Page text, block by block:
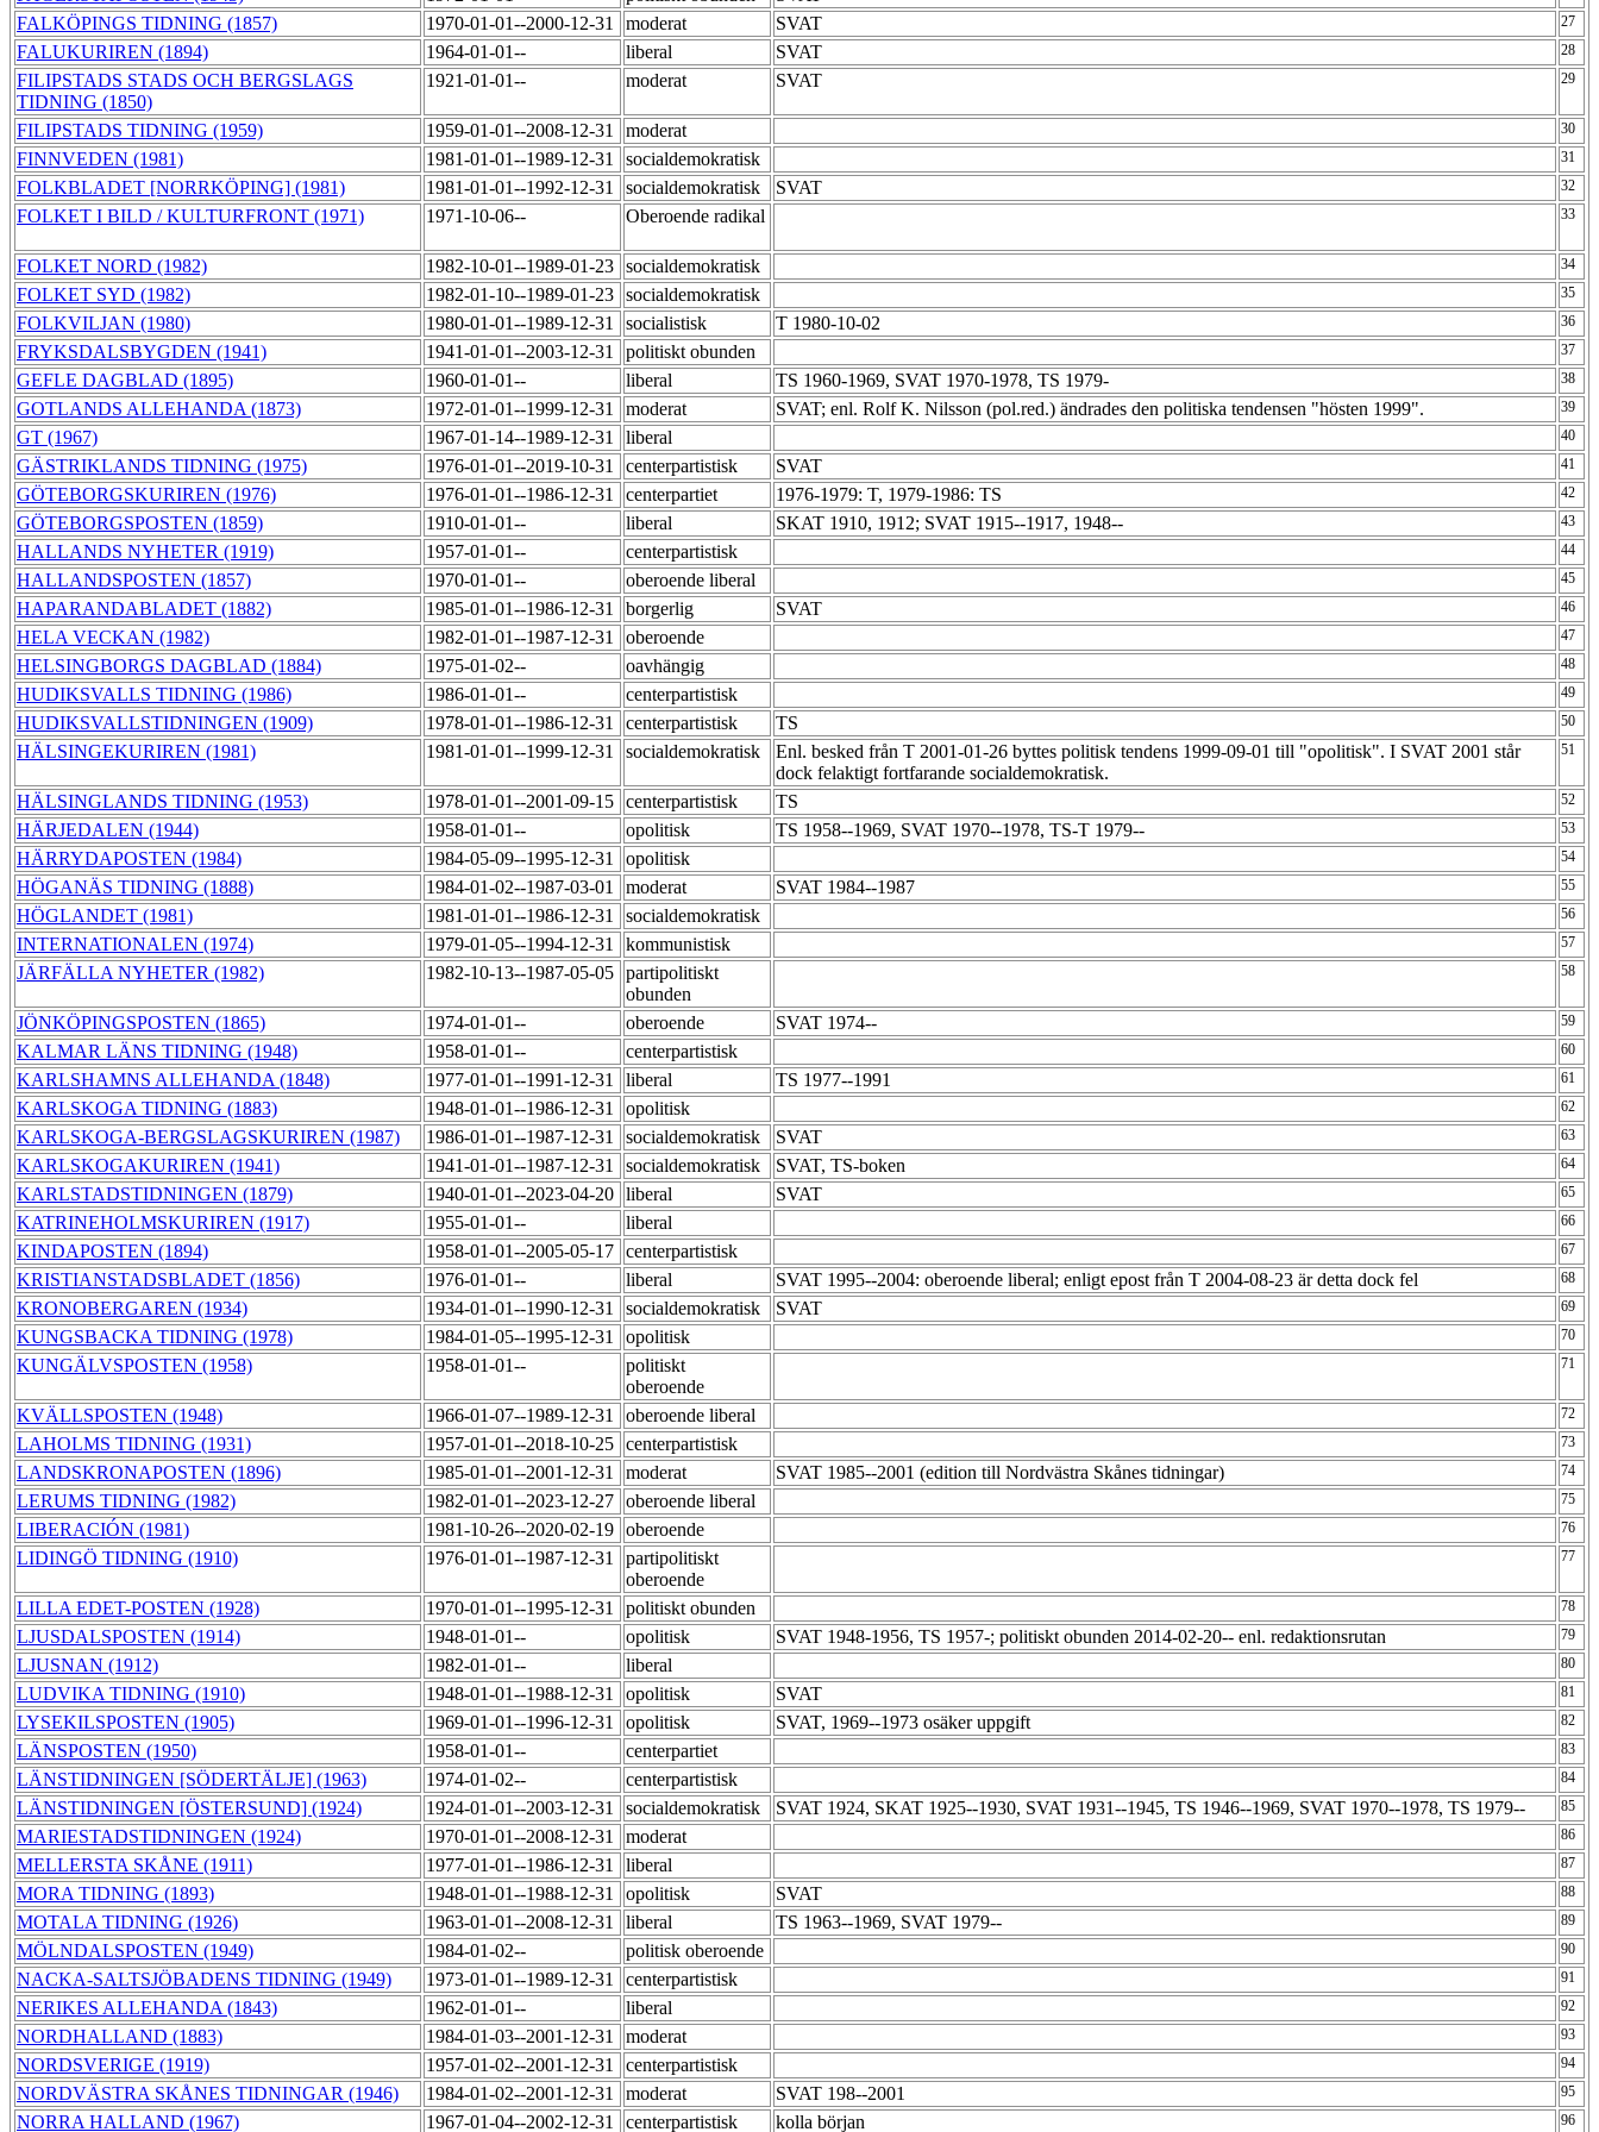
FALKÖPINGS TIDNING (1857) 1970-01-01--2000-12-31 moderat SVAT 27
FALUKURIREN (1894) 1964-01-01-- liberal SVAT 28
FILIPSTADS STADS OCH BERGSLAGS
TIDNING (1850)
1921-01-01-- moderat SVAT 29
FILIPSTADS TIDNING (1959) 1959-01-01--2008-12-31 moderat 30
FINNVEDEN (1981) 1981-01-01--1989-12-31 socialdemokratisk 31
FOLKBLADET [NORRKÖPING] (1981) 1981-01-01--1992-12-31 socialdemokratisk SVAT 32
FOLKET I BILD / KULTURFRONT (1971) 1971-10-06-- Oberoende radikal 33
FOLKET NORD (1982) 1982-10-01--1989-01-23 socialdemokratisk 34
FOLKET SYD (1982) 1982-01-10--1989-01-23 socialdemokratisk 35
FOLKVILJAN (1980) 1980-01-01--1989-12-31 socialistisk T 1980-10-02 36
FRYKSDALSBYGDEN (1941) 1941-01-01--2003-12-31 politiskt obunden 37
GEFLE DAGBLAD (1895) 1960-01-01-- liberal TS 1960-1969, SVAT 1970-1978, TS 1979- 38
GOTLANDS ALLEHANDA (1873) 1972-01-01--1999-12-31 moderat SVAT; enl. Rolf K. Nilsson (pol.red.) ändrades den politiska tendensen "hösten 1999". 39
GT (1967) 1967-01-14--1989-12-31 liberal 40
GÄSTRIKLANDS TIDNING (1975) 1976-01-01--2019-10-31 centerpartistisk SVAT 41
GÖTEBORGSKURIREN (1976) 1976-01-01--1986-12-31 centerpartiet 1976-1979: T, 1979-1986: TS 42
GÖTEBORGSPOSTEN (1859) 1910-01-01-- liberal SKAT 1910, 1912; SVAT 1915--1917, 1948-- 43
HALLANDS NYHETER (1919) 1957-01-01-- centerpartistisk 44
HALLANDSPOSTEN (1857) 1970-01-01-- oberoende liberal 45
HAPARANDABLADET (1882) 1985-01-01--1986-12-31 borgerlig SVAT 46
HELA VECKAN (1982) 1982-01-01--1987-12-31 oberoende 47
HELSINGBORGS DAGBLAD (1884) 1975-01-02-- oavhängig 48
HUDIKSVALLS TIDNING (1986) 1986-01-01-- centerpartistisk 49
HUDIKSVALLSTIDNINGEN (1909) 1978-01-01--1986-12-31 centerpartistisk TS 50
HÄLSINGEKURIREN (1981) 1981-01-01--1999-12-31 socialdemokratisk
Enl. besked från T 2001-01-26 byttes politisk tendens 1999-09-01 till "opolitisk". I SVAT 2001 står
dock felaktigt fortfarande socialdemokratisk.
51
HÄLSINGLANDS TIDNING (1953) 1978-01-01--2001-09-15 centerpartistisk TS 52
HÄRJEDALEN (1944) 1958-01-01-- opolitisk TS 1958--1969, SVAT 1970--1978, TS-T 1979-- 53
HÄRRYDAPOSTEN (1984) 1984-05-09--1995-12-31 opolitisk 54
HÖGANÄS TIDNING (1888) 1984-01-02--1987-03-01 moderat SVAT 1984--1987 55
HÖGLANDET (1981) 1981-01-01--1986-12-31 socialdemokratisk 56
INTERNATIONALEN (1974) 1979-01-05--1994-12-31 kommunistisk 57
JÄRFÄLLA NYHETER (1982) 1982-10-13--1987-05-05 partipolitiskt
obunden
58
JÖNKÖPINGSPOSTEN (1865) 1974-01-01-- oberoende SVAT 1974-- 59
KALMAR LÄNS TIDNING (1948) 1958-01-01-- centerpartistisk 60
KARLSHAMNS ALLEHANDA (1848) 1977-01-01--1991-12-31 liberal TS 1977--1991 61
KARLSKOGA TIDNING (1883) 1948-01-01--1986-12-31 opolitisk 62
KARLSKOGA-BERGSLAGSKURIREN (1987) 1986-01-01--1987-12-31 socialdemokratisk SVAT 63
KARLSKOGAKURIREN (1941) 1941-01-01--1987-12-31 socialdemokratisk SVAT, TS-boken 64
KARLSTADSTIDNINGEN (1879) 1940-01-01--2023-04-20 liberal SVAT 65
KATRINEHOLMSKURIREN (1917) 1955-01-01-- liberal 66
KINDAPOSTEN (1894) 1958-01-01--2005-05-17 centerpartistisk 67
KRISTIANSTADSBLADET (1856) 1976-01-01-- liberal SVAT 1995--2004: oberoende liberal; enligt epost från T 2004-08-23 är detta dock fel 68
KRONOBERGAREN (1934) 1934-01-01--1990-12-31 socialdemokratisk SVAT 69
KUNGSBACKA TIDNING (1978) 1984-01-05--1995-12-31 opolitisk 70
KUNGÄLVSPOSTEN (1958) 1958-01-01--
politiskt
oberoende
71
KVÄLLSPOSTEN (1948) 1966-01-07--1989-12-31 oberoende liberal 72
LAHOLMS TIDNING (1931) 1957-01-01--2018-10-25 centerpartistisk 73
LANDSKRONAPOSTEN (1896) 1985-01-01--2001-12-31 moderat SVAT 1985--2001 (edition till Nordvästra Skånes tidningar) 74
LERUMS TIDNING (1982) 1982-01-01--2023-12-27 oberoende liberal 75
LIBERACIÓN (1981) 1981-10-26--2020-02-19 oberoende 76
LIDINGÖ TIDNING (1910) 1976-01-01--1987-12-31
partipolitiskt
oberoende
77
LILLA EDET-POSTEN (1928) 1970-01-01--1995-12-31 politiskt obunden 78
LJUSDALSPOSTEN (1914) 1948-01-01-- opolitisk SVAT 1948-1956, TS 1957-; politiskt obunden 2014-02-20-- enl. redaktionsrutan 79
LJUSNAN (1912) 1982-01-01-- liberal 80
LUDVIKA TIDNING (1910) 1948-01-01--1988-12-31 opolitisk SVAT 81
LYSEKILSPOSTEN (1905) 1969-01-01--1996-12-31 opolitisk SVAT, 1969--1973 osäker uppgift 82
LÄNSPOSTEN (1950) 1958-01-01-- centerpartiet 83
LÄNSTIDNINGEN [SÖDERTÄLJE] (1963) 1974-01-02-- centerpartistisk 84
LÄNSTIDNINGEN [ÖSTERSUND] (1924) 1924-01-01--2003-12-31 socialdemokratisk SVAT 1924, SKAT 1925--1930, SVAT 1931--1945, TS 1946--1969, SVAT 1970--1978, TS 1979-- 85
MARIESTADSTIDNINGEN (1924) 1970-01-01--2008-12-31 moderat 86
MELLERSTA SKÅNE (1911) 1977-01-01--1986-12-31 liberal 87
MORA TIDNING (1893) 1948-01-01--1988-12-31 opolitisk SVAT 88
MOTALA TIDNING (1926) 1963-01-01--2008-12-31 liberal TS 1963--1969, SVAT 1979-- 89
MÖLNDALSPOSTEN (1949) 1984-01-02-- politisk oberoende 90
NACKA-SALTSJÖBADENS TIDNING (1949) 1973-01-01--1989-12-31 centerpartistisk 91
NERIKES ALLEHANDA (1843) 1962-01-01-- liberal 92
NORDHALLAND (1883) 1984-01-03--2001-12-31 moderat 93
NORDSVERIGE (1919) 1957-01-02--2001-12-31 centerpartistisk 94
NORDVÄSTRA SKÅNES TIDNINGAR (1946) 1984-01-02--2001-12-31 moderat SVAT 198--2001 95
NORRA HALLAND (1967) 1967-01-04--2002-12-31 centerpartistisk kolla början 96